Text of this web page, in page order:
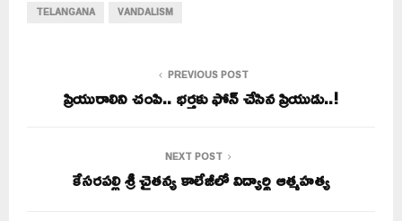
TELANGANA
VANDALISM
PREVIOUS POST
ప్రియురాలిని చంపి.. భర్తకు ఫోన్ చేసిన ప్రియుడు..!
NEXT POST
కేసరపల్లి శ్రీ చైతన్య కాలేజీలో విద్యార్థి ఆత్మహత్య